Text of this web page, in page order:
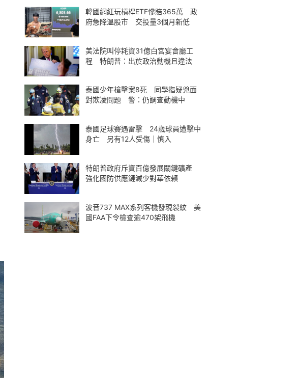
韓國網紅玩槓桿ETF慘賠365萬 政
府急降溫股市 交投量3個月新低
美法院叫停耗資31億白宮宴會廳工
程 特朗普：出於政治動機且違法
泰國少年槍擊案8死 同學指疑兇面
對欺凌問題 警：仍調查動機中
泰國足球賽遇雷擊 24歲球員遭擊中
身亡 另有12人受傷｜慎入
特朗普政府斥資百億發展關鍵礦產
強化國防供應鏈減少對華依賴
波音737 MAX系列客機發現裂紋 美
國FAA下令檢查逾470架飛機